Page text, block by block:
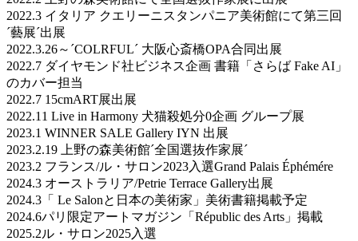
2022.3 イタリア クエリーニスタンパニア美術館にて第三回
´藝展´出展
2022.3.26～´COLRFUL´ 大阪心斎橋OPA合同出展
2022.7 ダイヤモンド社ビジネス企画 書籍「さらば Fake AI」
のカバー担当
2022.7 15cmART展出展
2022.11 Live in Harmony 犬猫殺処分0企画 グループ展
2023.1 WINNER SALE Gallery IYN 出展
2023.2.19 上野の森美術館´全国選抜作家展´
2023.2 フランス/ル・サロン2023入選Grand Palais Éphémére
2024.3 オーストラリア/Petrie Terrace Gallery出展
2024.3「 Le Salonと日本の美術家」美術書籍掲載予定
2024.6パリ限定アートマガジン「Républic des Arts」掲載
2025.2ル・サロン2025入選